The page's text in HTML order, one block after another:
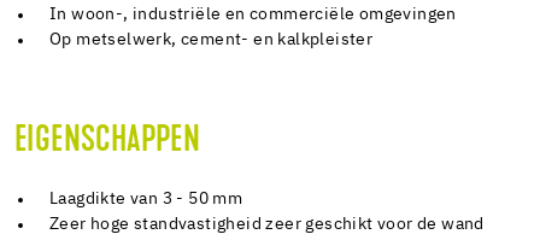
In woon-, industriële en commerciële omgevingen
Op metselwerk, cement- en kalkpleister
EIGENSCHAPPEN
Laagdikte van 3 - 50 mm
Zeer hoge standvastigheid zeer geschikt voor de wand